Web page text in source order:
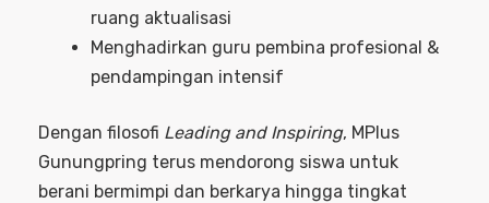
ruang aktualisasi
Menghadirkan guru pembina profesional &
pendampingan intensif
Dengan filosofi Leading and Inspiring, MPlus
Gunungpring terus mendorong siswa untuk
berani bermimpi dan berkarya hingga tingkat